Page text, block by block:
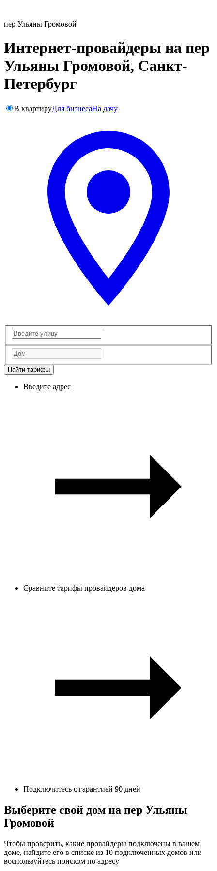
пер Ульяны Громовой
Интернет-провайдеры на пер
Ульяны Громовой, Санкт-
Петербург
В квартируДля бизнесаНа дачу
Найти тарифы
Введите адрес
Сравните тарифы провайдеров дома
Подключитесь с гарантией 90 дней
Выберите свой дом на пер Ульяны
Громовой
Чтобы проверить, какие провайдеры подключены в вашем
доме, найдите его в списке из 10 подключенных домов или
воспользуйтесь поиском по адресу